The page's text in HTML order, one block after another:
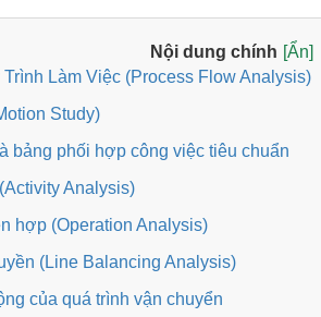
Nội dung chính [Ẩn]
Làm Việc (Process Flow Analysis)
Study)
bảng phối hợp công việc tiêu chuẩn
Analysis)
hợp (Operation Analysis)
(Line Balancing Analysis)
của quá trình vận chuyển